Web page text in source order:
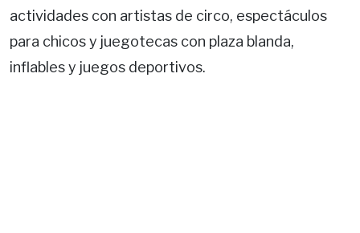
actividades con artistas de circo, espectáculos
para chicos y juegotecas con plaza blanda,
inflables y juegos deportivos.